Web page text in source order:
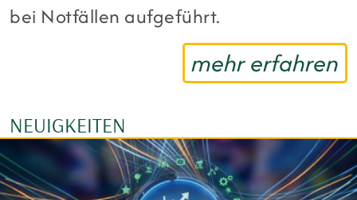
bei Notfällen aufgeführt.
mehr erfahren
NEUIGKEITEN